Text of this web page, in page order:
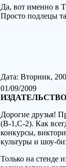
Да, вот именно в
Просто подлецы
Дата: Вторник,
01/09/2009
Дорогие друзья!
(В-1,С-2). Как
конкурсы,
культуры и шоу-
Только на стенде